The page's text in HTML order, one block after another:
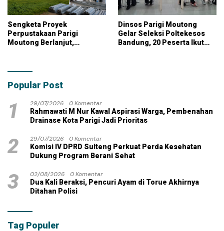
Sengketa Proyek
Perpustakaan Parigi
Moutong Berlanjut,
dengan Dana Pribadi
Dinsos Parigi Moutong
Gelar Seleksi Poltekesos
Bandung, 20 Peserta Ikut
Popular Post
1 29/07/2026
0 Komentar
Rahmawati M Nur Kawal Aspirasi Warga, Pembenahan
Drainase Kota Parigi Jadi Prioritas
2 29/07/2026
0 Komentar
Komisi IV DPRD Sulteng Perkuat Perda Kesehatan
Dukung Program Berani Sehat
3 02/08/2026
0 Komentar
Dua Kali Beraksi, Pencuri Ayam di Torue Akhirnya
Ditahan Polisi
Tag Populer